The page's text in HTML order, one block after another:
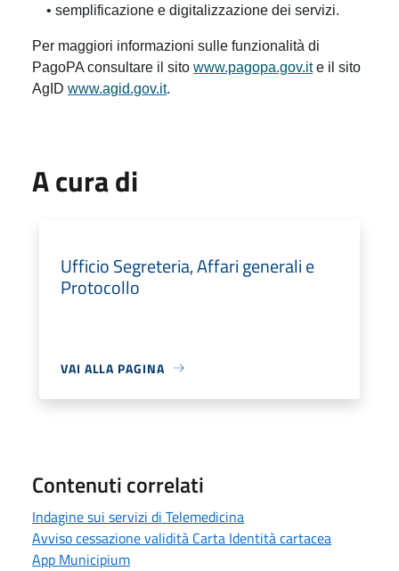
• semplificazione e digitalizzazione dei servizi.
Per maggiori informazioni sulle funzionalità di
PagoPA consultare il sito www.pagopa.gov.ite il sito
AgID www.agid.gov.it.
A cura di
Ufficio Segreteria, Affari generali e
Protocollo
VAI ALLA PAGINA
Contenuti correlati
Indagine sui servizi di Telemedicina
Avviso cessazione validità Carta Identità cartacea
App Municipium